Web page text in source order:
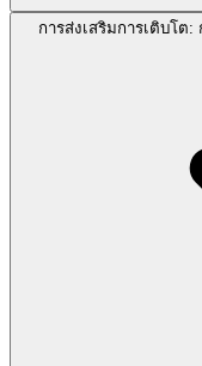
การส่งเสริมการเติบโต